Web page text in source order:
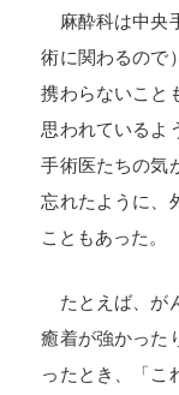
麻酔科は中央
術に関わるので
携わらないこと
思われているよ
手術医たちの気
忘れたように、
こともあった。
たとえば、が
癒着が強かった
ったとき、「こ